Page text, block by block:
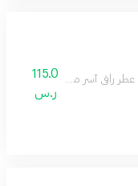
115.0
ر.س